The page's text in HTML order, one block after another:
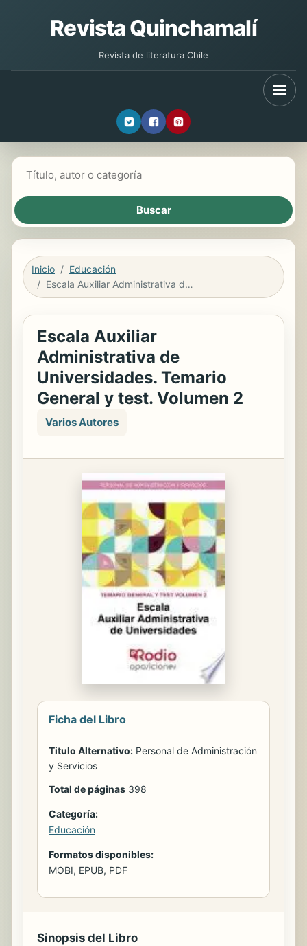
Revista Quinchamalí
Revista de literatura Chile
Inicio
Educación
Escala Auxiliar Administrativa de Universidades. Temario General y test. Volumen 2
Escala Auxiliar
Administrativa de
Universidades. Temario
General y test. Volumen 2
Varios Autores
Ficha del Libro
Titulo Alternativo: Personal de Administración
y Servicios
Total de páginas 398
Categoría:
Educación
Formatos disponibles:
MOBI, EPUB, PDF
Sinopsis del Libro